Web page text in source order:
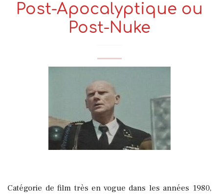
Post-Apocalyptique ou
Post-Nuke
Catégorie de film très en vogue dans les années 1980,